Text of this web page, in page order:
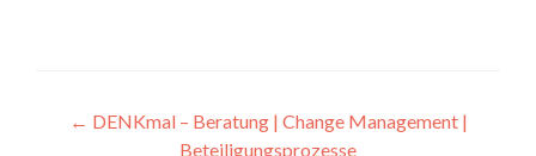
Artikel-
← DENKmal – Beratung | Change Management |
Beteiligungsprozesse